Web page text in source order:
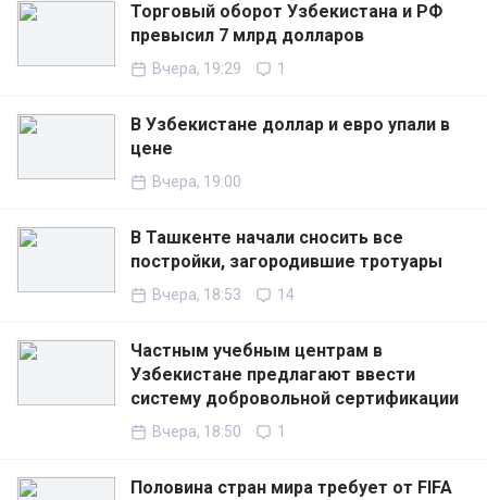
Торговый оборот Узбекистана и РФ
превысил 7 млрд долларов
Вчера, 19:29 1
В Узбекистане доллар и евро упали в
цене
Вчера, 19:00
В Ташкенте начали сносить все
постройки, загородившие тротуары
Вчера, 18:53 14
Частным учебным центрам в
Узбекистане предлагают ввести
систему добровольной сертификации
Вчера, 18:50 1
Половина стран мира требует от FIFA